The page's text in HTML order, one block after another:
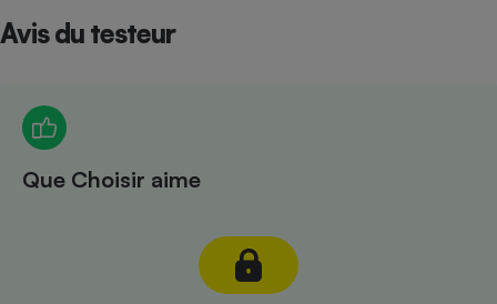
Avis du testeur
Que Choisir aime